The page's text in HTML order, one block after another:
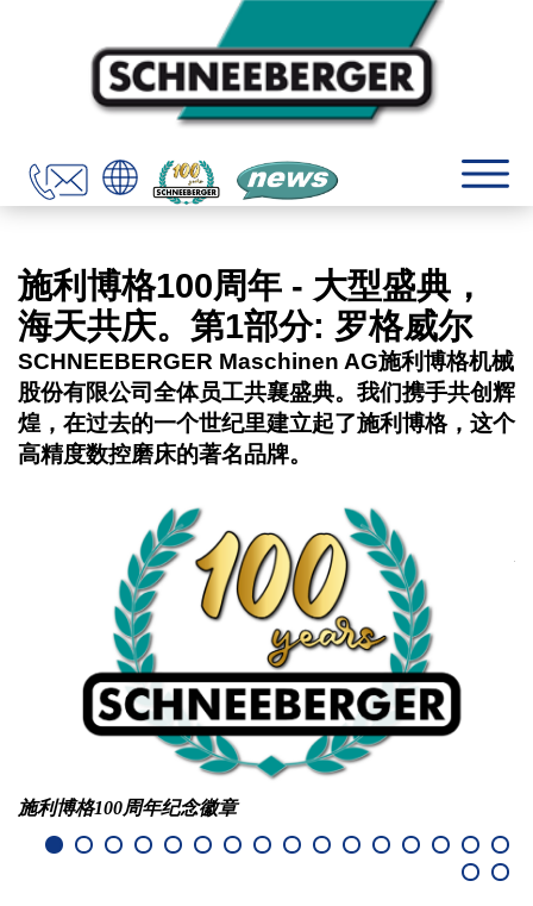
施利博格100周年 - 大型盛典，
海天共庆。第1部分: 罗格威尔
SCHNEEBERGER Maschinen AG施利博格机械
股份有限公司全体员工共襄盛典。我们携手共创辉
煌，在过去的一个世纪里建立起了施利博格，这个
高精度数控磨床的著名品牌。
施利博格100周年纪念徽章